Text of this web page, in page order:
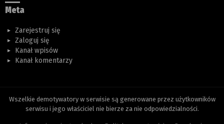
Meta
Zarejestruj się
Zaloguj się
Kanał wpisów
Kanał komentarzy
Wszelkie demotywatory w serwisie są generowane przez użytkowników
serwisu i jego właściciel nie bierze za nie odpowiedzialności.